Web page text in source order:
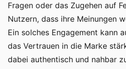
Fragen oder das Zugehen auf
Nutzern, dass ihre Meinungen
Ein solches Engagement kann
das Vertrauen in die Marke
dabei authentisch und nahbar